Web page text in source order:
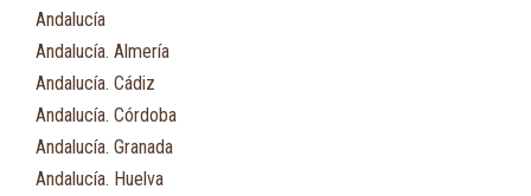
Andalucía
Andalucía. Almería
Andalucía. Cádiz
Andalucía. Córdoba
Andalucía. Granada
Andalucía. Huelva